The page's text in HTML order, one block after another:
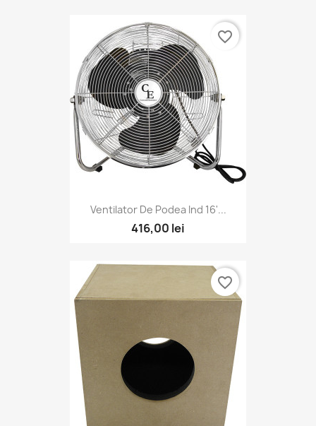
Ventilator De Podea Ind 16'...
416,00 lei
favorite_border
favorite_border